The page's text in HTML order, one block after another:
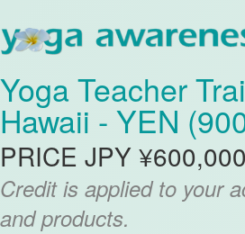
Yoga Teacher
Hawaii - YEN
PRICE JPY
Credit is applied to your
and products.